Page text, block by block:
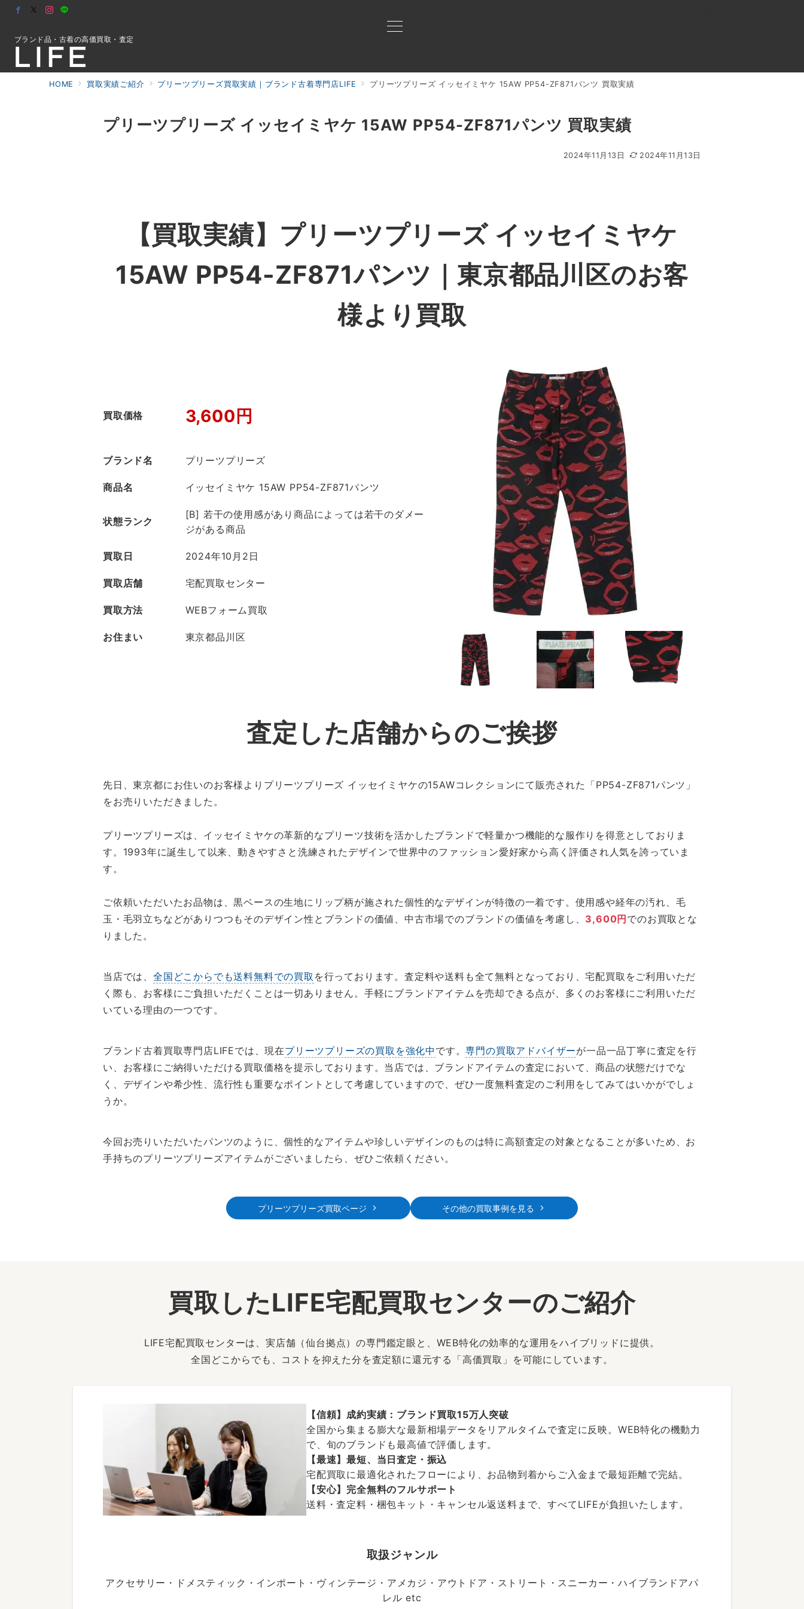
ブランド品・古着の高価買取・査定
HOME 買取実績ご紹介 プリーツプリーズ買取実績｜ブランド古着専門店LIFE プリーツプリーズ イッセイミヤケ 15AW PP54-ZF871パンツ 買取実績
プリーツプリーズ イッセイミヤケ 15AW PP54-ZF871パンツ 買取実績
2024年11月13日 2024年11月13日
【買取実績】プリーツプリーズ イッセイミヤケ
15AW PP54-ZF871パンツ｜東京都品川区のお客
様より買取
買取価格 3,600円
ブランド名 プリーツプリーズ
商品名 イッセイミヤケ 15AW PP54-ZF871パンツ
状態ランク
[B] 若干の使用感があり商品によっては若干のダメー
ジがある商品
買取日 2024年10月2日
買取店舗 宅配買取センター
買取方法 WEBフォーム買取
お住まい 東京都品川区
査定した店舗からのご挨拶
先日、東京都にお住いのお客様よりプリーツプリーズ イッセイミヤケの15AWコレクションにて販売された「PP54-ZF871パンツ」
をお売りいただきました。
プリーツプリーズは、イッセイミヤケの革新的なプリーツ技術を活かしたブランドで軽量かつ機能的な服作りを得意としておりま
す。1993年に誕生して以来、動きやすさと洗練されたデザインで世界中のファッション愛好家から高く評価され人気を誇っていま
す。
ご依頼いただいたお品物は、黒ベースの生地にリップ柄が施された個性的なデザインが特徴の一着です。使用感や経年の汚れ、毛
玉・毛羽立ちなどがありつつもそのデザイン性とブランドの価値、中古市場でのブランドの価値を考慮し、 3,600円 でのお買取とな
りました。
当店では、 全国どこからでも送料無料での買取 を行っております。査定料や送料も全て無料となっており、宅配買取をご利用いただ
く際も、お客様にご負担いただくことは一切ありません。手軽にブランドアイテムを売却できる点が、多くのお客様にご利用いただ
いている理由の一つです。
ブランド古着買取専門店LIFEでは、現在プリーツプリーズの買取を強化中 です。専門の買取アドバイザーが一品一品丁寧に査定を行
い、お客様にご納得いただける買取価格を提示しております。当店では、ブランドアイテムの査定において、商品の状態だけでな
く、デザインや希少性、流行性も重要なポイントとして考慮していますので、ぜひ一度無料査定のご利用をしてみてはいかがでしょ
うか。
今回お売りいただいたパンツのように、個性的なアイテムや珍しいデザインのものは特に高額査定の対象となることが多いため、お
手持ちのプリーツプリーズアイテムがございましたら、ぜひご依頼ください。
プリーツプリーズ買取ページ その他の買取事例を見る
買取したLIFE宅配買取センターのご紹介
LIFE宅配買取センターは、実店舗（仙台拠点）の専門鑑定眼と、WEB特化の効率的な運用をハイブリッドに提供。
全国どこからでも、コストを抑えた分を査定額に還元する「高価買取」を可能にしています。
【信頼】成約実績：ブランド買取15万人突破
全国から集まる膨大な最新相場データをリアルタイムで査定に反映。WEB特化の機動力
で、旬のブランドも最高値で評価します。
【最速】最短、当日査定・振込
宅配買取に最適化されたフローにより、お品物到着からご入金まで最短距離で完結。
【安心】完全無料のフルサポート
送料・査定料・梱包キット・キャンセル返送料まで、すべてLIFEが負担いたします。
取扱ジャンル
アクセサリー・ドメスティック・インポート・ヴィンテージ・アメカジ・アウトドア・ストリート・スニーカー・ハイブランドアパ
レル etc